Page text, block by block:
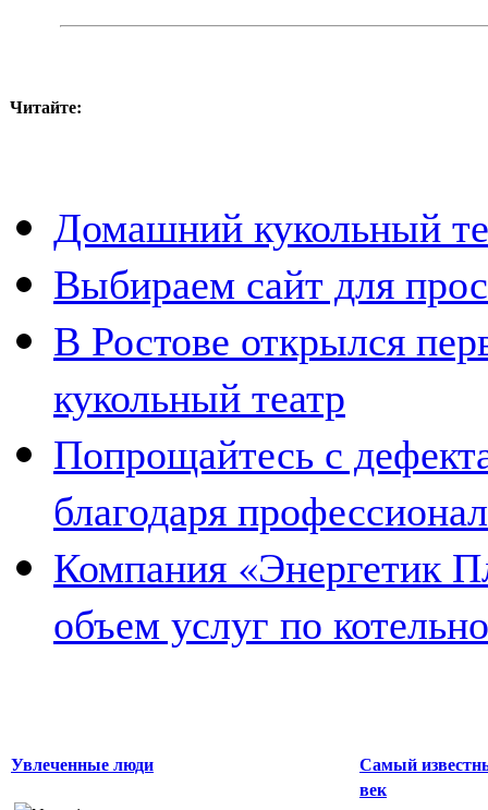
Читайте:
Домашний кукольный
Выбираем сайт для
В Ростове открылся
кукольный театр
Попрощайтесь с
благодаря
Компания «Энергетик
объем услуг по
Увлеченные люди
Самый
век